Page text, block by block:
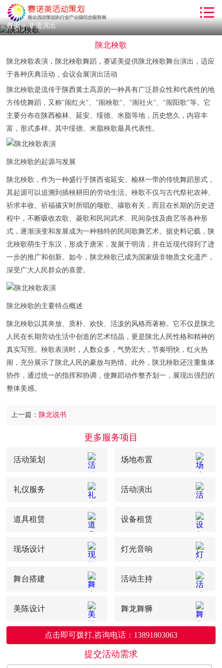
首页
服务项目
客户案例
小丑气球
沙画表演
新闻动态
活动知识
关于我们
联系我们
首页>非遗演出
陕北秧歌
陕北秧歌表演，陕北秧歌舞蹈，赛诺美提供陕北秧歌舞台演出，适应
于各种庆典活动，会议会展演出活动
陕北秧歌是流传于陕西黄土高原的一种具有广泛群众性和代表性的地
方传统舞蹈，又称"闹红火"、"闹秧歌"、"闹社火"、"闹阳歌"等。它
主要分布在陕西榆林、延安、绥德、米脂等地，历史悠久，内容丰
富，形式多样。其中绥德、米脂秧歌最具代表性。
陕北秧歌的起源与发展
陕北秧歌，作为一种盛行于陕西省延安、榆林一带的传统舞蹈形式，
其起源可以追溯到插秧耕田的劳动生活。秧歌不仅与古代祭祀农神、
祈求丰收、祈福禳灾时所唱的颂歌、禳歌有关，而且在长期的历史进
程中，不断吸收农歌、菱歌和民间武术、民间杂技及曲艺等各种形
式，逐渐演变和发展成为一种独特的民间歌舞艺术。据史料记载，陕
北秧歌萌生于东汉，形成于唐宋，发展于明清，并在近现代得到了进
一步的推广和创新。如今，陕北秧歌已成为国家级非物质文化遗产，
深受广大人民群众的喜爱。
陕北秧歌的主要特点概述
陕北秧歌以其奔放、质朴、欢快、活泼的风格而著称。它不仅是陕北
人民在长期劳动生活中创造的艺术结晶，更是陕北人民性格和精神的
真实写照。秧歌表演时，人数众多，气势宏大，节奏明快，红火热
闹，充分展示了陕北人民的豪放与热情。此外，陕北秧歌还注重集体
协作，通过统一的指挥和协调，使舞蹈动作整齐划一，展现出强烈的
整体美感。
上一篇： 陕北说书
更多服务项目
活动策划 场地布置
礼仪服务 活动演出
道具租赁 设备租赁
现场设计 灯光音响
舞台搭建 活动主持
美陈设计 舞龙舞狮
点击即可拨打,咨询电话：13891803063
提交活动需求